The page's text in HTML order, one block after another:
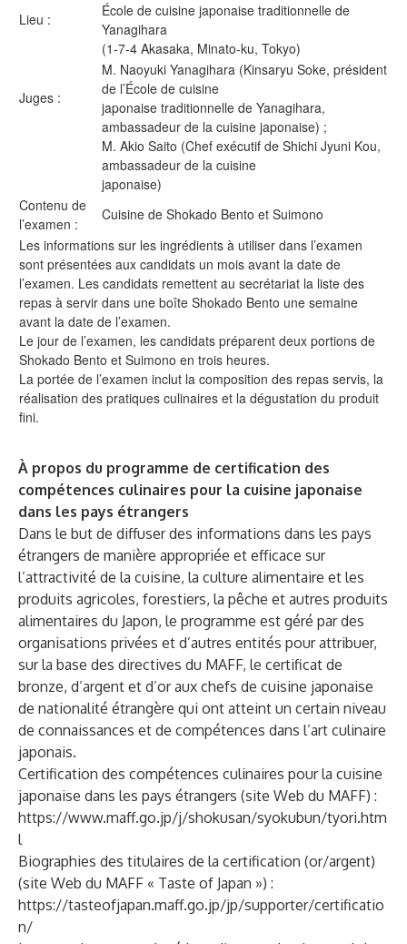
Lieu :
École de cuisine japonaise traditionnelle de
Yanagihara
(1-7-4 Akasaka, Minato-ku, Tokyo)
Juges :
M. Naoyuki Yanagihara (Kinsaryu Soke, président
de l’École de cuisine
japonaise traditionnelle de Yanagihara,
ambassadeur de la cuisine japonaise) ;
M. Akio Saito (Chef exécutif de Shichi Jyuni Kou,
ambassadeur de la cuisine
japonaise)
Contenu de
l’examen :
Cuisine de Shokado Bento et Suimono
Les informations sur les ingrédients à utiliser dans l’examen
sont présentées aux candidats un mois avant la date de
l’examen. Les candidats remettent au secrétariat la liste des
repas à servir dans une boîte Shokado Bento une semaine
avant la date de l’examen.
Le jour de l’examen, les candidats préparent deux portions de
Shokado Bento et Suimono en trois heures.
La portée de l’examen inclut la composition des repas servis, la
réalisation des pratiques culinaires et la dégustation du produit
fini.
À propos du programme de certification des
compétences culinaires pour la cuisine japonaise
dans les pays étrangers
Dans le but de diffuser des informations dans les pays
étrangers de manière appropriée et efficace sur
l’attractivité de la cuisine, la culture alimentaire et les
produits agricoles, forestiers, la pêche et autres produits
alimentaires du Japon, le programme est géré par des
organisations privées et d’autres entités pour attribuer,
sur la base des directives du MAFF, le certificat de
bronze, d’argent et d’or aux chefs de cuisine japonaise
de nationalité étrangère qui ont atteint un certain niveau
de connaissances et de compétences dans l’art culinaire
japonais.
Certification des compétences culinaires pour la cuisine
japonaise dans les pays étrangers (site Web du MAFF) :
https://www.maff.go.jp/j/shokusan/syokubun/tyori.htm
l
Biographies des titulaires de la certification (or/argent)
(site Web du MAFF « Taste of Japan ») :
https://tasteofjapan.maff.go.jp/jp/supporter/certificatio
n/